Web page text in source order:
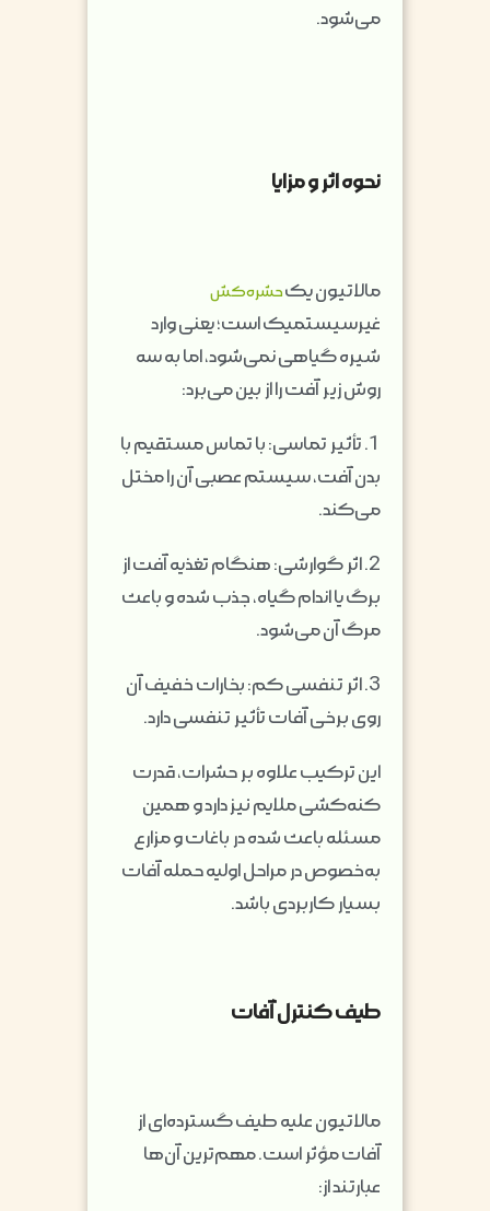
می‌شود.
نحوه اثر و مزایا
مالاتیون یکحشره‌کش
غیرسیستمیک است؛ یعنی وارد
شیره گیاهی نمی‌شود، اما به سه
روش زیر آفت را از بین می‌برد:
1. تأثیر تماسی: با تماس مستقیم با
بدن آفت، سیستم عصبی آن را مختل
می‌کند.
2. اثر گوارشی: هنگام تغذیه آفت از
برگ یا اندام گیاه، جذب شده و باعث
مرگ آن می‌شود.
3. اثر تنفسی کم: بخارات خفیف آن
روی برخی آفات تأثیر تنفسی دارد.
این ترکیب علاوه بر حشرات، قدرت
کنه‌کشی ملایم نیز دارد و همین
مسئله باعث شده در باغات و مزارع
به‌خصوص در مراحل اولیه حمله آفات
بسیار کاربردی باشد.
طیف کنترل آفات
مالاتیون علیه طیف گسترده‌ای از
آفات مؤثر است. مهم‌ترین آن‌ها
عبارتند از: